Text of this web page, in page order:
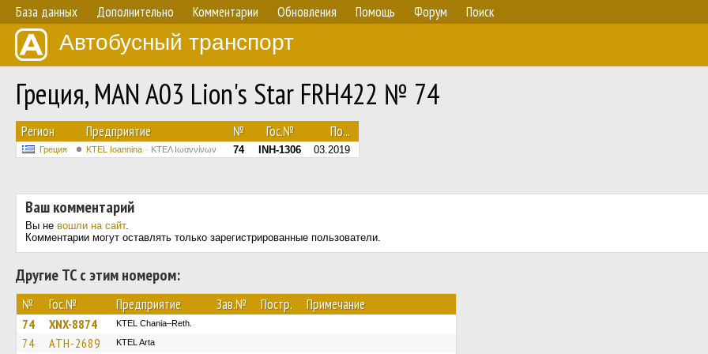
База данных Дополнительно Комментарии Обновления Помощь Форум Поиск
Автобусный транспорт
Греция, MAN A03 Lion's Star FRH422 № 74
Регион Предприятие № Гос.№ По...
Греция KTEL Ioannina ΚΤΕΛ Ιωαννίνων 74 INH-1306 03.2019
Ваш комментарий
Вы не вошли на сайт.
Комментарии могут оставлять только зарегистрированные пользователи.
Другие ТС с этим номером:
№ Гос.№ Предприятие Зав.№ Постр. Примечание
74 XNX-8874 KTEL Chania–Reth.
74 ATH-2689 KTEL Arta